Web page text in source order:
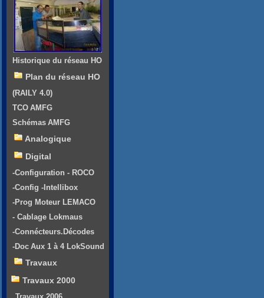
Historique du réseau HO
Plan du réseau HO
(RAILY 4.0)
TCO AMFG
Schémas AMFG
Analogique
Digital
-Configuration - ROCO
-Config -Intellibox
-Prog Moteur LEMACO
- Cablage Lokmaus
-Connécteurs.Décodes
-Doc Aux 1 à 4 LokSound
Travaux
Travaux 2000